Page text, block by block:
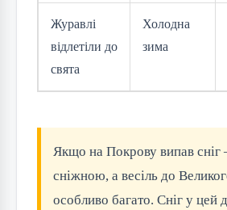
Журавлі
відлетіли до
свята
Холодна
зима
Якщо на Покрову випав
сніжною, а весіль до
особливо багато. Сніг у цей